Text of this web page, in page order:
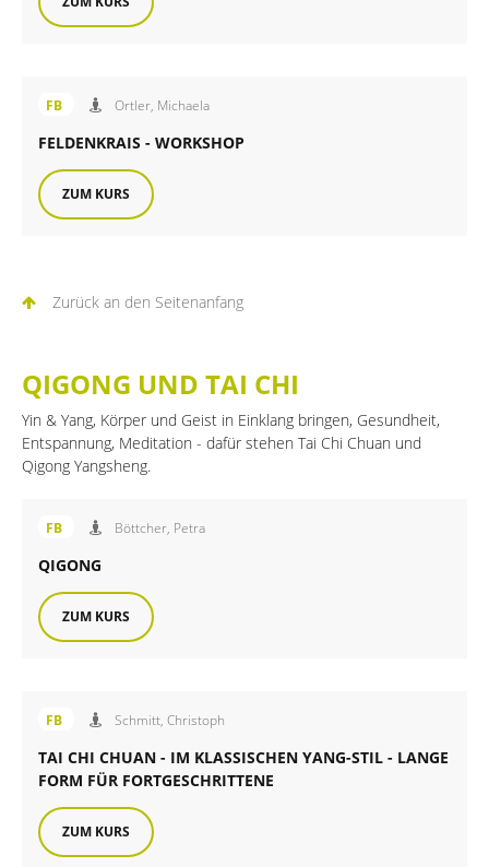
FBAngebot der FiB Familienbildung
Ortler, Michaela
FELDENKRAIS - WORKSHOP
ZUM KURS
Zurück an den Seitenanfang
QIGONG UND TAI CHI
Yin & Yang, Körper und Geist in Einklang bringen, Gesundheit,
Entspannung, Meditation - dafür stehen Tai Chi Chuan und
Qigong Yangsheng.
FBAngebot der FiB Familienbildung
Böttcher, Petra
QIGONG
ZUM KURS
FBAngebot der FiB Familienbildung
Schmitt, Christoph
TAI CHI CHUAN - IM KLASSISCHEN YANG-STIL - LANGE
FORM FÜR FORTGESCHRITTENE
ZUM KURS